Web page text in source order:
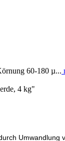
60-180 µ...
4 kg"